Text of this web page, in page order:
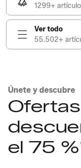
1299+
Ver todo
55.502+
Únete y descubre
el 75